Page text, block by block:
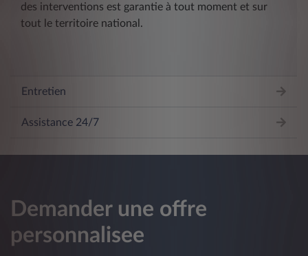
des interventions est garantie à tout moment et sur
tout le territoire national.
Entretien
Assistance 24/7
Demander une offre
personnalisee